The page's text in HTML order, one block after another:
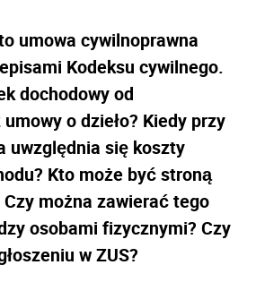
umowa cywilnoprawna
Kodeksu cywilnego.
dochodowy od
o dzieło? Kiedy przy
uwzględnia się koszty
Kto może być stroną
Czy można zawierać tego
osobami fizycznymi? Czy
w ZUS?